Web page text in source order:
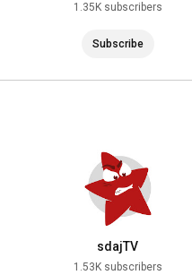
1.35K subscribers
Subscribe
sdajTV
1.53K subscribers